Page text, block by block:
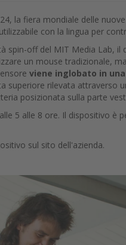
la fiera mondiale delle
con la lingua per
spin-off del MIT Media Lab, il
un mouse tradizionale,
viene inglobato in
superiore rilevata attraverso
posizionata sulla parte
5 alle 8 ore. Il dispositivo è
sul sito dell'azienda.